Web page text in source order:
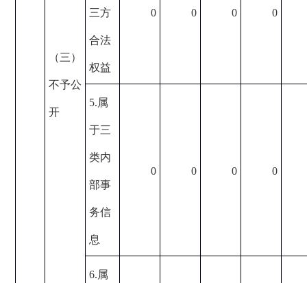
（三）
不予公
开
三方
合法
权益
0 0 0 0
5.属
于三
类内
部事
务信
息
0 0 0 0
6.属